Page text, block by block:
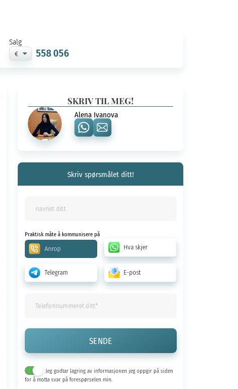
Salg
558 056
SKRIV TIL MEG!
Alena Ivanova
Skriv spørsmålet ditt!
Praktisk måte å kommunisere på
Anrop Hva skjer
Telegram E-post
Jeg godtar lagring av informasjonen jeg oppgir på siden
for å motta svar på forespørselen min.